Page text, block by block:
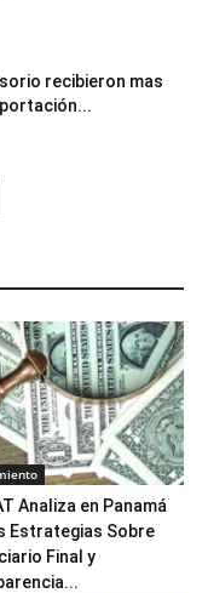
recibieron mas
Analiza en Panamá
Estrategias Sobre
Final y